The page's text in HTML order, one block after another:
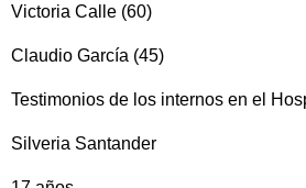
Victoria Calle (60)
Claudio García (45)
Testimonios de los internos en el
Silveria Santander